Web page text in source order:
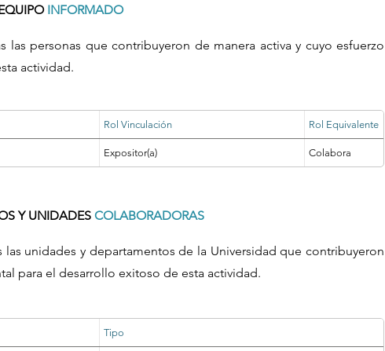
INFORMADO
personas que contribuyeron de manera activa y cuyo esfuerzo
actividad.
Rol Vinculación Rol Equivalente
Expositor(a) Colabora
Y UNIDADES COLABORADORAS
unidades y departamentos de la Universidad que contribuyeron
para el desarrollo exitoso de esta actividad.
Tipo